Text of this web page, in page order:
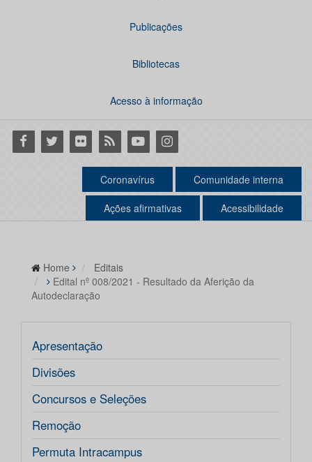
Publicações
Bibliotecas
Acesso à informação
Facebook
Twitter Flickr RSS YoutubeInstagram
Coronavírus Comunidade interna
Ações afirmativas Acessibilidade
Home
Editais
Edital nº 008/2021 - Resultado da Aferição da
Autodeclaração
Apresentação
Divisões
Concursos e Seleções
Remoção
Permuta Intracampus